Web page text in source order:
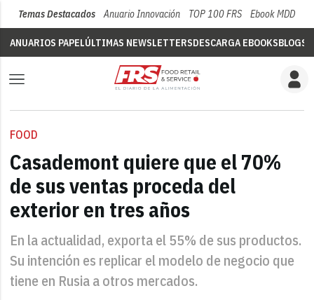
Temas Destacados Anuario Innovación TOP 100 FRS Ebook MDD
ANUARIOS PAPELÚLTIMAS NEWSLETTERSDESCARGA EBOOKSBLOGS
FOOD
Casademont quiere que el 70%
de sus ventas proceda del
exterior en tres años
En la actualidad, exporta el 55% de sus productos.
Su intención es replicar el modelo de negocio que
tiene en Rusia a otros mercados.